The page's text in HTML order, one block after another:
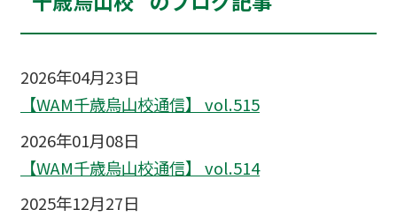
2026年04月23日
【WAM千歳烏山校通信】 vol.515
2026年01月08日
【WAM千歳烏山校通信】 vol.514
2025年12月27日